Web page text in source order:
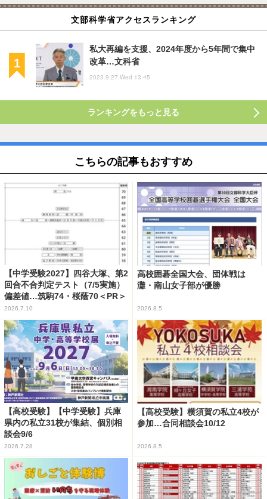
文部科学省アクセスランキング
私大再編を支援、2024年度から5年間で集中
改革…文科省
2023.9.27 Wed 13:45
ランキングをもっと見る
こちらの記事もおすすめ
【中学受験2027】四谷大塚、第2
回合不合判定テスト（7/5実施）
偏差値…筑駒74・桜蔭70＜PR＞
2026.7.10
高校囲碁全国大会、団体戦は
灘・南山女子部が優勝
2026.8.5
【高校受験】【中学受験】兵庫
県内の私立31校が集結、個別相
談会9/6
2026.7.28
【高校受験】横須賀の私立4校が
参加…合同相談会10/12
2026.8.5